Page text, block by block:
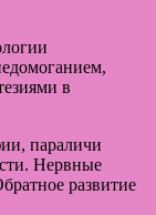
в
параличи
Нервные
развитие